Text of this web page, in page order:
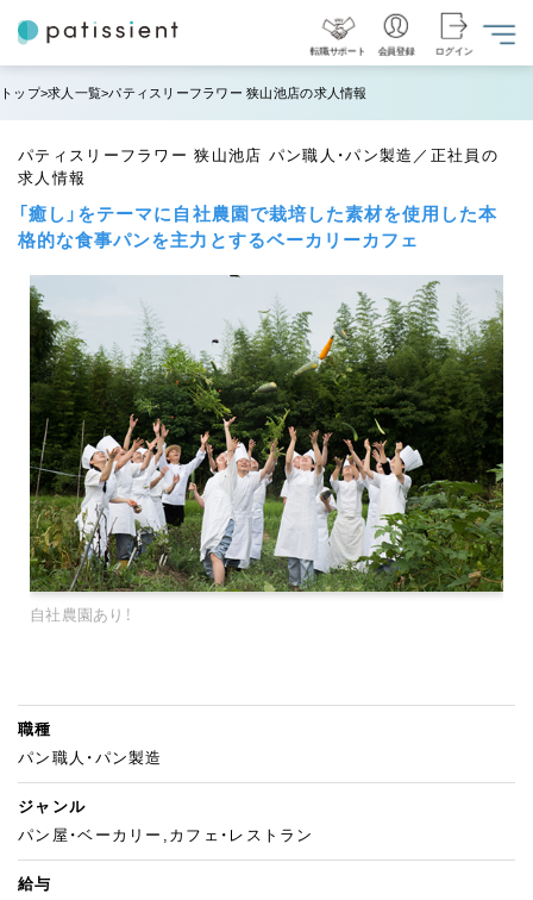
転職サポート 会員登録 ログイン
トップ 求人一覧 パティスリーフラワー 狭山池店の求人情報
パティスリーフラワー 狭山池店 パン職人・パン製造／正社員の
求人情報
「癒し」をテーマに自社農園で栽培した素材を使用した本
格的な食事パンを主力とするベーカリーカフェ
自社農園あり！
職種
パン職人・パン製造
ジャンル
パン屋・ベーカリー,カフェ・レストラン
給与